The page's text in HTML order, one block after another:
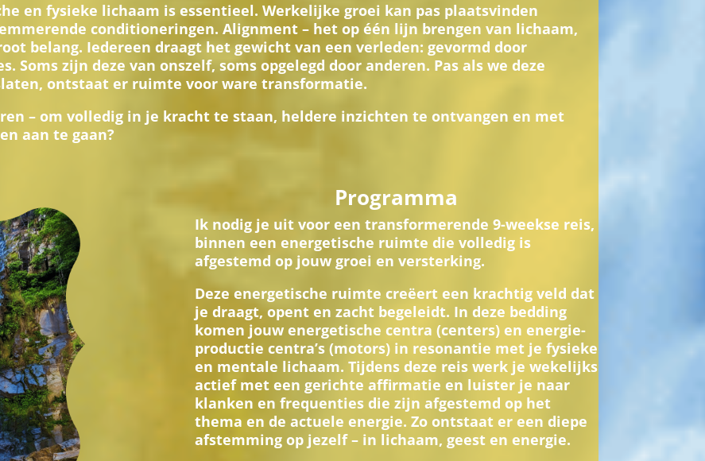
en fysieke lichaam is essentieel. Werkelijke groei kan pas plaatsvinden
conditioneringen. Alignment – het op één lijn brengen van lichaam,
belang. Iedereen draagt het gewicht van een verleden: gevormd door
Soms zijn deze van onszelf, soms opgelegd door anderen. Pas als we deze
ontstaat er ruimte voor ware transformatie.
– om volledig in je kracht te staan, heldere inzichten te ontvangen en met
aan te gaan?
Programma
Ik nodig je uit voor een transformerende 9-weekse reis,
binnen een energetische ruimte die volledig is
afgestemd op jouw groei en versterking.
Deze energetische ruimte creëert een krachtig veld dat
je draagt, opent en zacht begeleidt. In deze bedding
komen jouw energetische centra (centers) en energie-
productie centra’s (motors) in resonantie met je fysieke
en mentale lichaam. Tijdens deze reis werk je wekelijks
actief met een gerichte affirmatie en luister je naar
klanken en frequenties die zijn afgestemd op het
thema en de actuele energie. Zo ontstaat er een diepe
afstemming op jezelf – in lichaam, geest en energie.